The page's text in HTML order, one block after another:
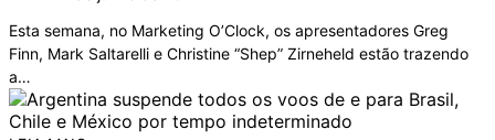
Esta semana, no Marketing O’Clock, os apresentadores Greg
Finn, Mark Saltarelli e Christine “Shep” Zirneheld estão trazendo
a…